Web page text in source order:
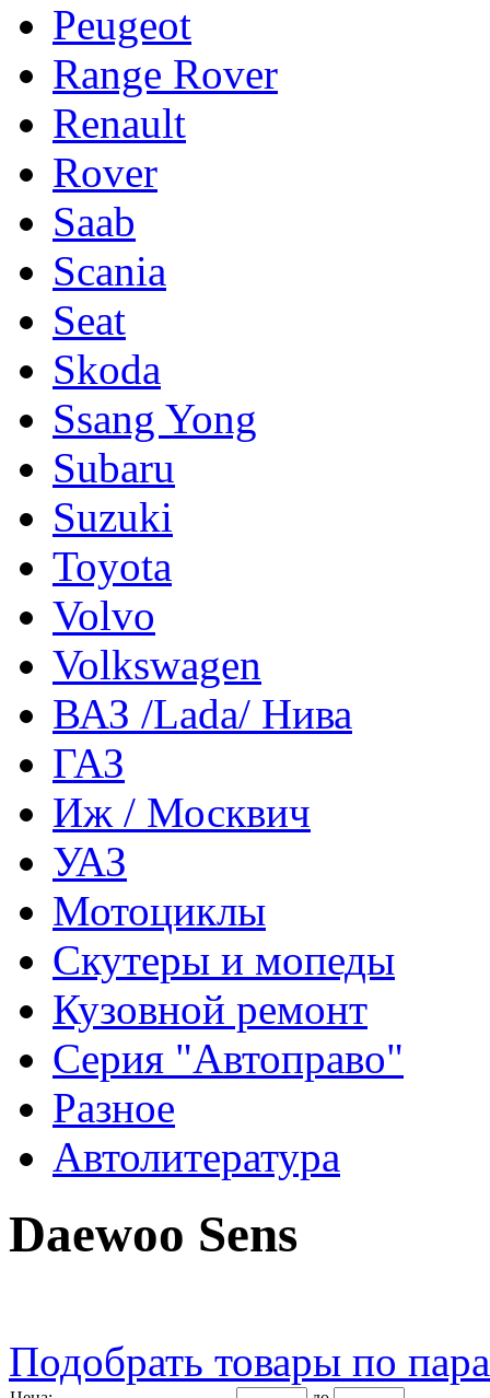
Peugeot
Range Rover
Renault
Rover
Saab
Scania
Seat
Skoda
Ssang Yong
Subaru
Suzuki
Toyota
Volvo
Volkswagen
ВАЗ /Lada/ Нива
ГАЗ
Иж / Москвич
УАЗ
Мотоциклы
Скутеры и мопеды
Кузовной ремонт
Серия "Автоправо"
Разное
Автолитература
Daewoo Sens
Подобрать товары по